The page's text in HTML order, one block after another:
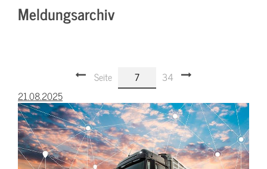
Meldungsarchiv
Seite 7
34
21.08.2025